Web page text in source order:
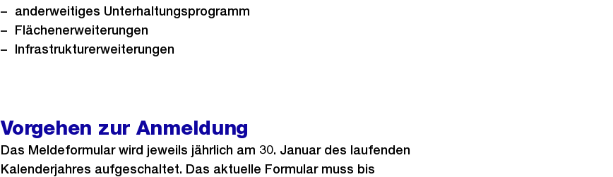
anderweitiges Unterhaltungsprogramm
Flächenerweiterungen
Infrastrukturerweiterungen
Vorgehen zur Anmeldung
Das Meldeformular wird jeweils jährlich am 30. Januar des laufenden
Kalenderjahres aufgeschaltet. Das aktuelle Formular muss bis